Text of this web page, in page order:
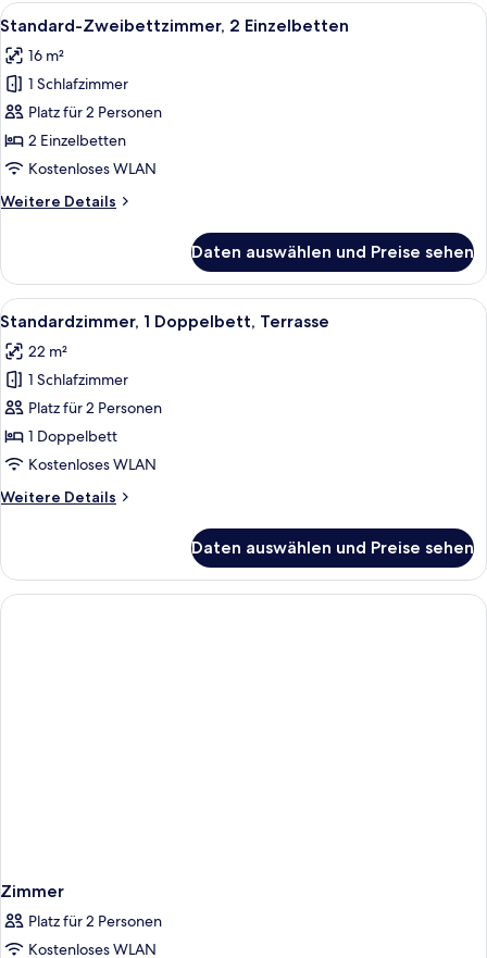
Alle
Fotos
für
Standard-
Zweibettzimmer,
2 Einzelbetten
anzeigen
Ein Doppelbett mit Kopfteil,
8
Standard-Zweibettzimmer, 2 Einzelbetten
16 m²
1 Schlafzimmer
Platz für 2 Personen
2 Einzelbetten
Kostenloses WLAN
Weitere Details
Weitere
Zweibettzimmer,
2 Einzelbetten
Daten auswählen und Preise sehen
Alle
Fotos
für
Standardzimmer,
1
Doppelbett,
Terrasse
Ein ordentlich bezogenes Bett mit
9
Standardzimmer, 1 Doppelbett, Terrasse
22 m²
1 Schlafzimmer
Platz für 2 Personen
1 Doppelbett
Kostenloses WLAN
Weitere Details
Weitere
1
Doppelbett,
Terrasse
Daten auswählen und Preise sehen
Zimmer
Platz für 2 Personen
Kostenloses WLAN